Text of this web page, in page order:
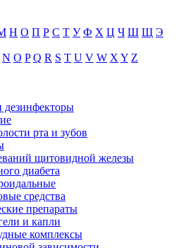
Н О П Р С Т У Ф Х Ц Ч Ш Щ Э
N O P Q R S T U V W X Y Z
дезинфекторы
рта и зубов
щитовидной железы
диабета
средства
препараты
и капли
комплексы